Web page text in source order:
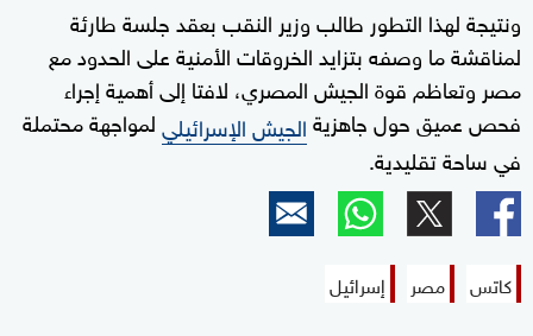
ونتيجة لهذا التطور طالب وزير النقب بعقد جلسة طارئة
لمناقشة ما وصفه بتزايد الخروقات الأمنية على الحدود مع
مصر وتعاظم قوة الجيش المصري، لافتا إلى أهمية إجراء
فحص عميق حول جاهزيةالجيش الإسرائيليلمواجهة محتملة
في ساحة تقليدية.
كاتس مصر إسرائيل